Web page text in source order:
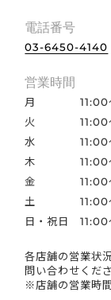
電話番号
03-6450-4140
営業時間
月
火
水
木
金
土
日・祝日
各店舗の営業状
問い合わせくだ
※店舗の営業時